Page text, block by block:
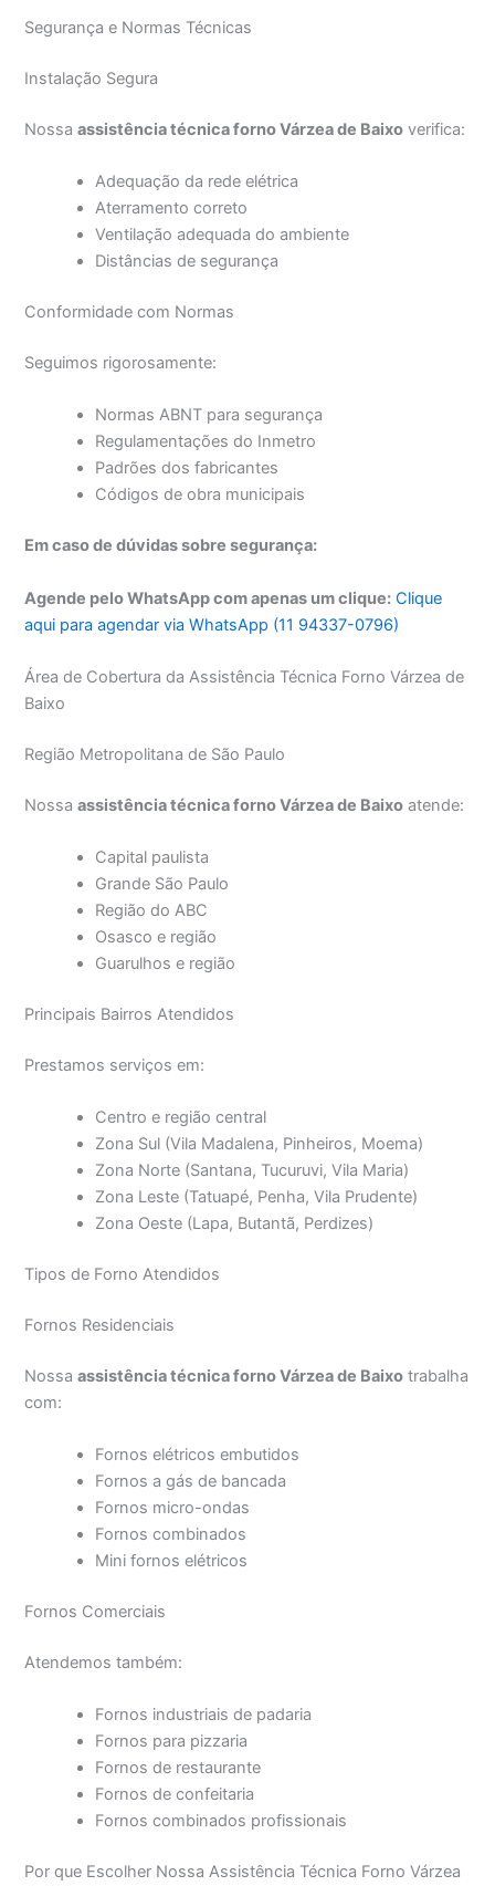
Segurança e Normas Técnicas
Instalação Segura
Nossaassistência técnica forno Várzea de Baixo verifica:
Adequação da rede elétrica
Aterramento correto
Ventilação adequada do ambiente
Distâncias de segurança
Conformidade com Normas
Seguimos rigorosamente:
Normas ABNT para segurança
Regulamentações do Inmetro
Padrões dos fabricantes
Códigos de obra municipais
Em caso de dúvidas sobre segurança:
Agende pelo WhatsApp com apenas um clique: Clique
aqui para agendar via WhatsApp (11 94337-0796)
Área de Cobertura da Assistência Técnica Forno Várzea de
Baixo
Região Metropolitana de São Paulo
Nossaassistência técnica forno Várzea de Baixo atende:
Capital paulista
Grande São Paulo
Região do ABC
Osasco e região
Guarulhos e região
Principais Bairros Atendidos
Prestamos serviços em:
Centro e região central
Zona Sul (Vila Madalena, Pinheiros, Moema)
Zona Norte (Santana, Tucuruvi, Vila Maria)
Zona Leste (Tatuapé, Penha, Vila Prudente)
Zona Oeste (Lapa, Butantã, Perdizes)
Tipos de Forno Atendidos
Fornos Residenciais
Nossaassistência técnica forno Várzea de Baixo trabalha
com:
Fornos elétricos embutidos
Fornos a gás de bancada
Fornos micro-ondas
Fornos combinados
Mini fornos elétricos
Fornos Comerciais
Atendemos também:
Fornos industriais de padaria
Fornos para pizzaria
Fornos de restaurante
Fornos de confeitaria
Fornos combinados profissionais
Por que Escolher Nossa Assistência Técnica Forno Várzea